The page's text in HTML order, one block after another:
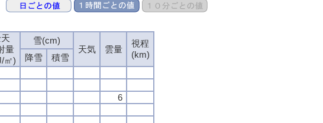
量
㎡)
雪(cm)
天気
雲量
視程
(km)
降雪
積雪
6